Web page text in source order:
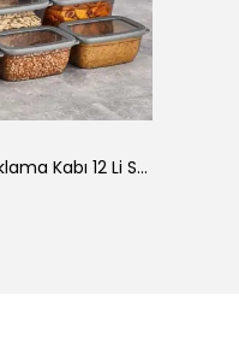
Kumsal Dikdörtgen Saklama Kabı 12 Li Set